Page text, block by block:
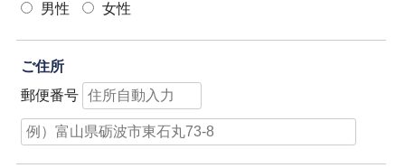
男性
女性
ご住所
郵便番号